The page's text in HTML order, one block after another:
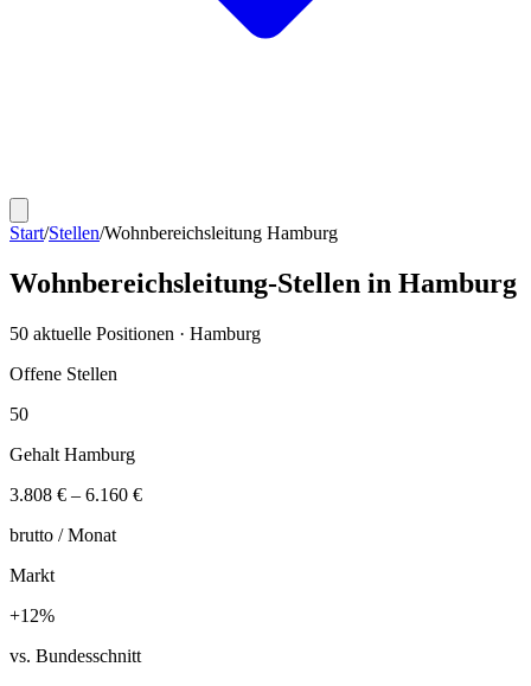
Start/Stellen/Wohnbereichsleitung Hamburg
Wohnbereichsleitung-Stellen in Hamburg
50 aktuelle Positionen · Hamburg
Offene Stellen
50
Gehalt Hamburg
3.808 € – 6.160 €
brutto /Monat
Markt
+12%
vs. Bundesschnitt